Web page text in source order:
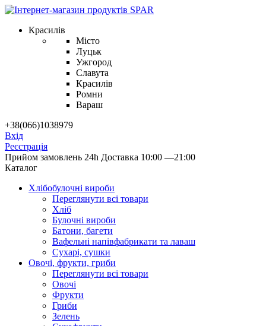
Красилів
Місто
Луцьк
Ужгород
Славута
Красилів
Ромни
Вараш
+38(066)1038979
Вхід
Реєстрація
Прийом замовлень 24h Доставка 10:00 —21:00
Каталог
Хлібобулочні вироби
Переглянути всі товари
Хліб
Булочні вироби
Батони, багети
Вафельні напівфабрикати та лаваш
Сухарі, сушки
Овочі, фрукти, гриби
Переглянути всі товари
Овочі
Фрукти
Гриби
Зелень